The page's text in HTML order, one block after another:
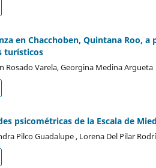
en Chacchoben, Quintana Roo,
turísticos
Rosado Varela, Georgina Medina Argueta
psicométricas de la Escala de
Pilco Guadalupe , Lorena Del Pilar